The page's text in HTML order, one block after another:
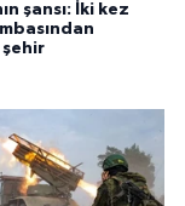
şansı: İki kez